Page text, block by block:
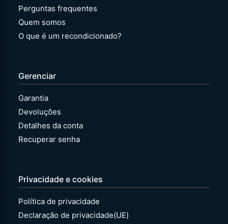
Perguntas frequentes
Quem somos
O que é um recondicionado?
Gerenciar
Garantia
Devoluções
Detalhes da conta
Recuperar senha
Privacidade e cookies
Política de privacidade
Declaração de privacidade(UE)